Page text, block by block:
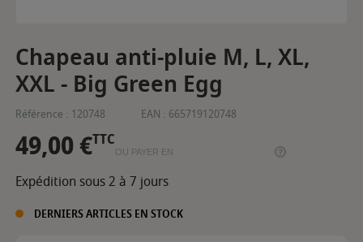
Chapeau anti-pluie M, L, XL,
XXL - Big Green Egg
Référence : 120748 EAN : 665719120748
49,00 €TTC
OU PAYER EN
Expédition sous 2 à 7 jours
DERNIERS ARTICLES EN STOCK